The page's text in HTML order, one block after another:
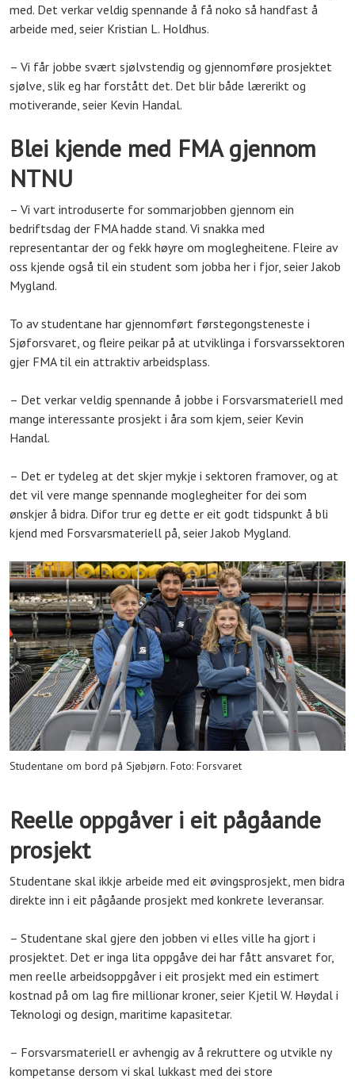
med. Det verkar veldig spennande å få noko så handfast å
arbeide med, seier Kristian L. Holdhus.
– Vi får jobbe svært sjølvstendig og gjennomføre prosjektet
sjølve, slik eg har forstått det. Det blir både lærerikt og
motiverande, seier Kevin Handal.
Blei kjende med FMA gjennom
NTNU
– Vi vart introduserte for sommarjobben gjennom ein
bedriftsdag der FMA hadde stand. Vi snakka med
representantar der og fekk høyre om moglegheitene. Fleire av
oss kjende også til ein student som jobba her i fjor, seier Jakob
Mygland.
To av studentane har gjennomført førstegongsteneste i
Sjøforsvaret, og fleire peikar på at utviklinga i forsvarssektoren
gjer FMA til ein attraktiv arbeidsplass.
– Det verkar veldig spennande å jobbe i Forsvarsmateriell med
mange interessante prosjekt i åra som kjem, seier Kevin
Handal.
– Det er tydeleg at det skjer mykje i sektoren framover, og at
det vil vere mange spennande moglegheiter for dei som
ønskjer å bidra. Difor trur eg dette er eit godt tidspunkt å bli
kjend med Forsvarsmateriell på, seier Jakob Mygland.
Studentane om bord på Sjøbjørn. Foto: Forsvaret
Reelle oppgåver i eit pågåande
prosjekt
Studentane skal ikkje arbeide med eit øvingsprosjekt, men bidra
direkte inn i eit pågåande prosjekt med konkrete leveransar.
– Studentane skal gjere den jobben vi elles ville ha gjort i
prosjektet. Det er inga lita oppgåve dei har fått ansvaret for,
men reelle arbeidsoppgåver i eit prosjekt med ein estimert
kostnad på om lag fire millionar kroner, seier Kjetil W. Høydal i
Teknologi og design, maritime kapasitetar.
– Forsvarsmateriell er avhengig av å rekruttere og utvikle ny
kompetanse dersom vi skal lukkast med dei store